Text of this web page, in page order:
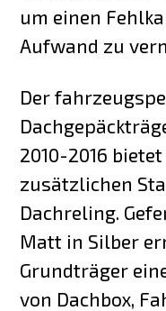
um einen
Aufwand zu
Der
2010-2016
zusätzlichen
Dachreling.
Matt in Silber
Grundträger
von Dachbox,